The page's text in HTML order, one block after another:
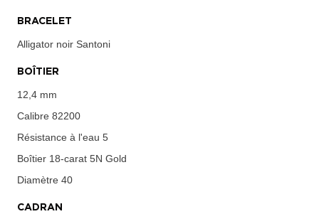
BRACELET
Alligator noir Santoni
BOÎTIER
12,4 mm
Calibre 82200
Résistance à l'eau 5
Boîtier 18-carat 5N Gold
Diamètre 40
CADRAN